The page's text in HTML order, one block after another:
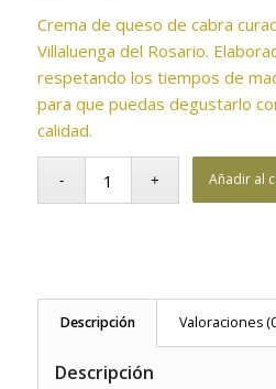
Crema de queso de cabra
Villaluenga del Rosario.
respetando los tiempos de
para que puedas degustarlo
calidad.
Añadir al
Descripción Valoraciones
Descripción